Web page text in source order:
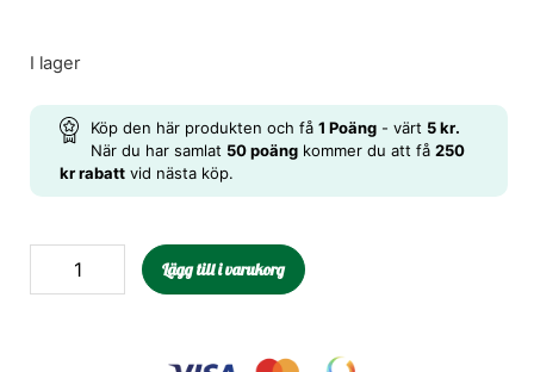
I lager
Köp den här produkten och få 1 Poäng - värt 5kr.
När du har samlat 50 poäng kommer du att få 250
kr rabatt vid nästa köp.
Lägg till i varukorg